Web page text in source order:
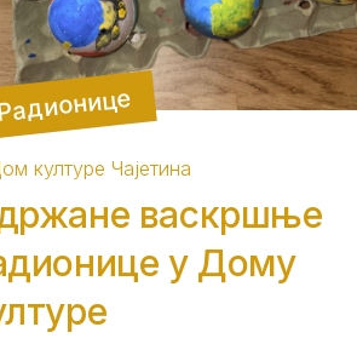
културе Чајетина
васкршње
у Дому